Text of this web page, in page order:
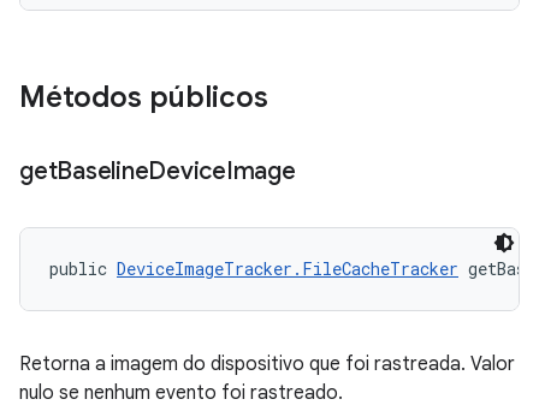
Métodos públicos
getBaselineDeviceImage
public DeviceImageTracker.FileCacheTracker
Retorna a imagem do dispositivo que foi rastreada. Valor
nulo se nenhum evento foi rastreado.